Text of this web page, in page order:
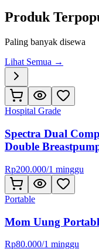
Produk
Paling banyak disewa
Lihat Semua →
Hospital Grade
Spectra Dual
Double
Rp200.000/1 minggu
Portable
Mom Uung
Rp80.000/1 minggu